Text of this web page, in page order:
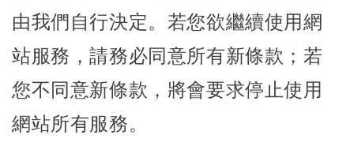
由我們自行決定。若您欲繼續使用網
站服務，請務必同意所有新條款；若
您不同意新條款，將會要求停止使用
網站所有服務。